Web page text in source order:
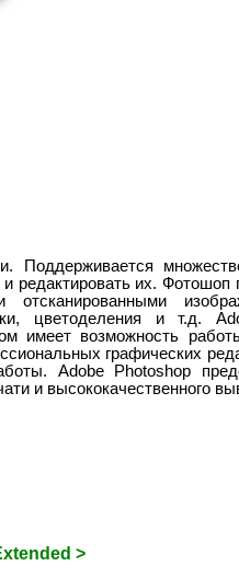
Поддерживается
редактировать их.
цветоделения и т.д.
имеет возможность
графических
Adobe Photoshop
и высококачественного
>